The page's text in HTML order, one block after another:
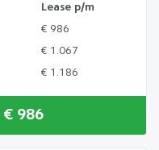
Lease p/m
€ 986
€ 1.067
€ 1.186
€ 986